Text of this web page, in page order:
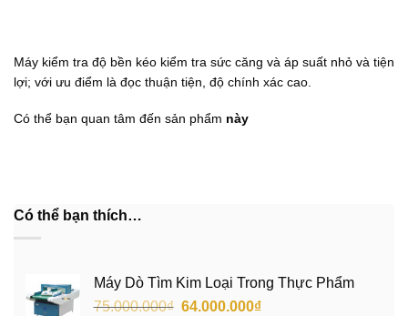
Máy kiểm tra độ bền kéo kiểm tra sức căng và áp suất nhỏ và tiện
lợi; với ưu điểm là đọc thuận tiện, độ chính xác cao.
Có thể bạn quan tâm đến sản phẩm này
Có thể bạn thích…
Máy Dò Tìm Kim Loại Trong Thực Phẩm
75.000.000₫ Giá
64.000.000₫Giá